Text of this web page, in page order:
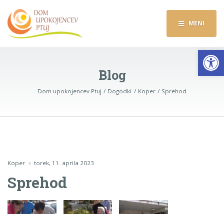
MENI
Blog
Dom upokojencev Ptuj Dogodki Koper Sprehod
Koper torek, 11. aprila 2023
Sprehod